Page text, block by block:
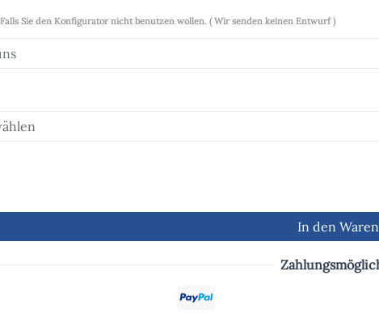
Falls Sie den Konfigurator nicht benutzen wollen. ( Wir senden keinen Entwurf )
In den